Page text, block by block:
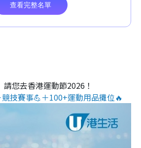
請您去香港運動節2026！
技賽事💪＋100+運動用品攤位🔥